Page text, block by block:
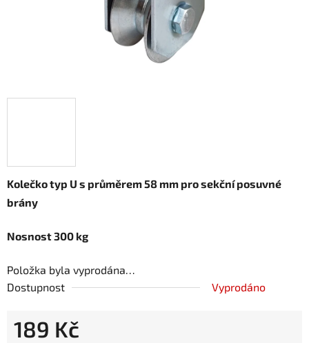
Kolečko typ U s průměrem 58 mm pro sekční posuvné
brány
Nosnost 300 kg
Položka byla vyprodána…
Dostupnost
Vyprodáno
189 Kč